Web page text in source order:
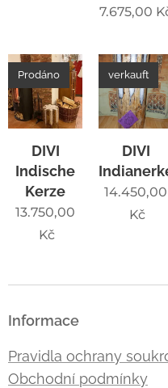
7.675,00
DIVI
Indische
Kerze
Prodáno
13.750,00
Kč
DIVI
verkauft
14.450,00
Kč
Informace
Pravidla ochrany
Obchodní podmínky